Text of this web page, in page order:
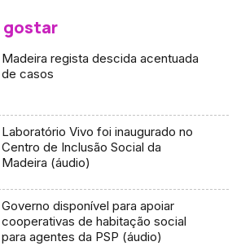
gostar
Madeira regista descida acentuada
de casos
Laboratório Vivo foi inaugurado no
Centro de Inclusão Social da
Madeira (áudio)
Governo disponível para apoiar
cooperativas de habitação social
para agentes da PSP (áudio)